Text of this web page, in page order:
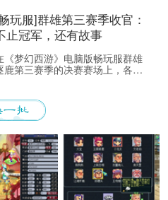
玩服]群雄第三赛季收官：
止冠军，还有故事
《梦幻西游》电脑版畅玩服群雄
鹿第三赛季的决赛赛场上，各位
，就带各位少侠了解一下吧！